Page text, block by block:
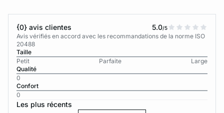
{0} avis clientes 5.0/5
Avis vérifiés en accord avec les recommandations de la norme ISO
20488
Taille
Petit
Parfaite
Large
Qualité
0
Confort
0
Les plus récents